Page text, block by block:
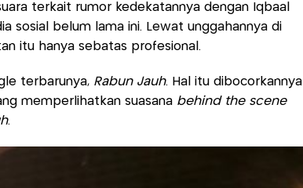
terkait rumor kedekatannya dengan Iqbaal
sosial belum lama ini. Lewat unggahannya di
itu hanya sebatas profesional.
terbarunya, Rabun Jauh. Hal itu dibocorkannya
memperlihatkan suasana behind the scene
.